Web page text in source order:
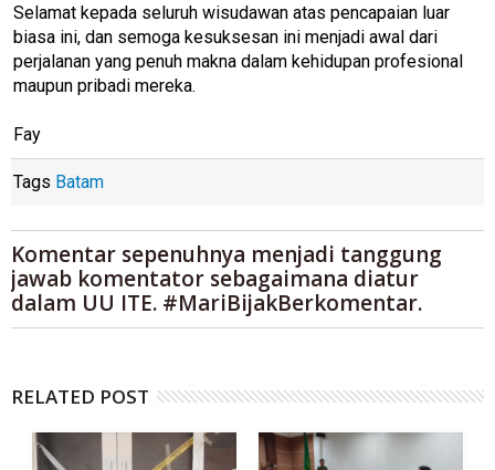
Selamat kepada seluruh wisudawan atas pencapaian luar
biasa ini, dan semoga kesuksesan ini menjadi awal dari
perjalanan yang penuh makna dalam kehidupan profesional
maupun pribadi mereka.
Fay
Tags Batam
Komentar sepenuhnya menjadi tanggung
jawab komentator sebagaimana diatur
dalam UU ITE. #MariBijakBerkomentar.
RELATED POST